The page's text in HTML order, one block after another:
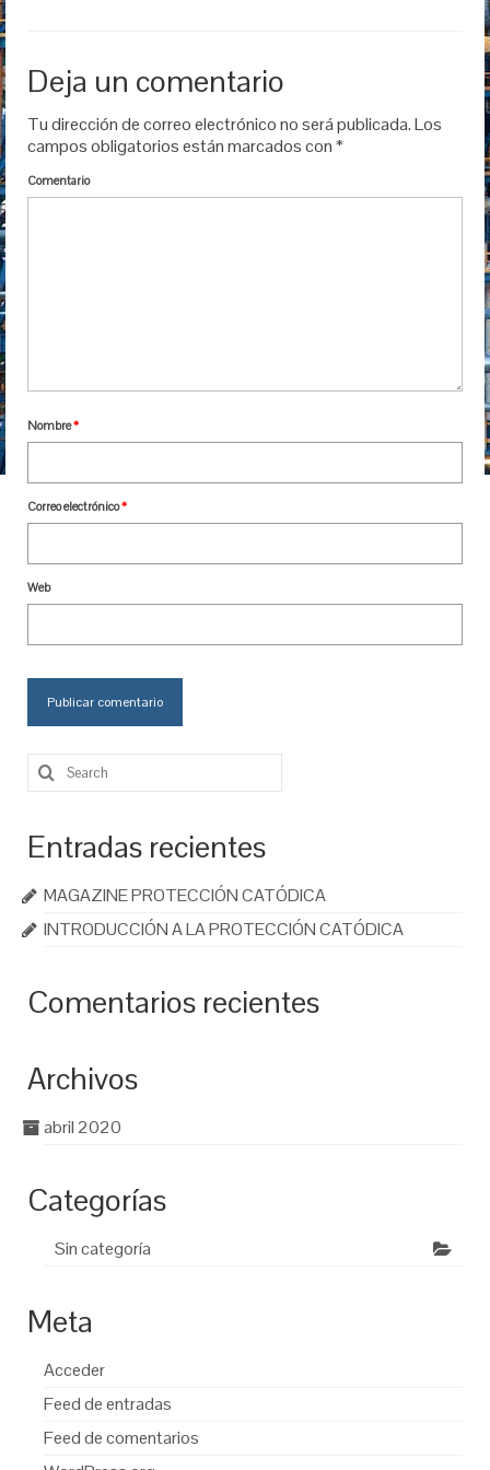
Deja un comentario
Tu dirección de correo electrónico no será publicada.Los
campos obligatorios están marcados con*
Comentario
Nombre*
Correo electrónico*
Web
Search
for:
Entradas recientes
MAGAZINE PROTECCIÓN CATÓDICA
INTRODUCCIÓN A LA PROTECCIÓN CATÓDICA
Comentarios recientes
Archivos
abril 2020
Categorías
Sin categoría
Meta
Acceder
Feed de entradas
Feed de comentarios